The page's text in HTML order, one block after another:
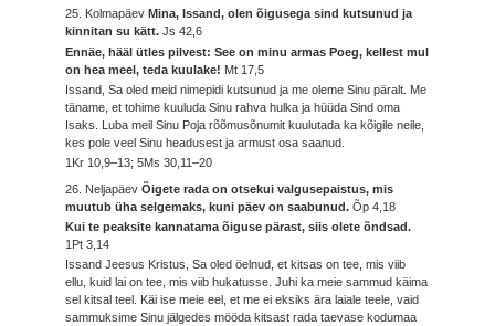
25. Kolmapäev Mina, Issand, olen õigusega sind kutsunud ja
kinnitan su kätt.Js 42,6
Ennäe, hääl ütles pilvest: See on minu armas Poeg, kellest mul
on hea meel, teda kuulake! Mt 17,5
Issand, Sa oled meid nimepidi kutsunud ja me oleme Sinu päralt. Me
täname, et tohime kuuluda Sinu rahva hulka ja hüüda Sind oma
Isaks. Luba meil Sinu Poja rõõmusõnumit kuulutada ka kõigile neile,
kes pole veel Sinu headusest ja armust osa saanud.
1Kr 10,9–13; 5Ms 30,11–20
26. NeljapäevÕigete rada on otsekui valgusepaistus, mis
muutub üha selgemaks, kuni päev on saabunud.Õp 4,18
Kui te peaksite kannatama õiguse pärast, siis olete õndsad.
1Pt 3,14
Issand Jeesus Kristus, Sa oled öelnud, et kitsas on tee, mis viib
ellu, kuid lai on tee, mis viib hukatusse. Juhi ka meie sammud käima
sel kitsal teel. Käi ise meie eel, et me ei eksiks ära laiale teele, vaid
sammuksime Sinu jälgedes mööda kitsast rada taevase kodumaa